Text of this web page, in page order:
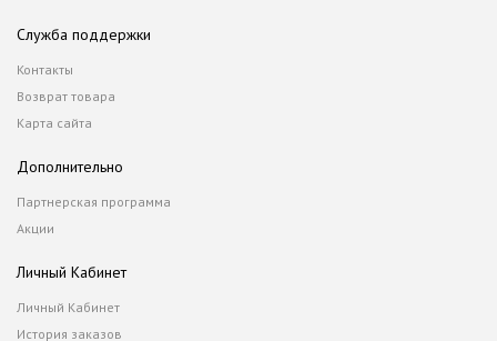
Служба поддержки
Контакты
Возврат товара
Карта сайта
Дополнительно
Партнерская программа
Акции
Личный Кабинет
Личный Кабинет
История заказов